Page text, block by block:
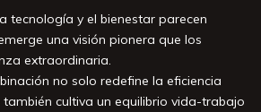
tecnología y el bienestar parecen
una visión pionera que los
extraordinaria.
no solo redefine la eficiencia
cultiva un equilibrio vida-trabajo